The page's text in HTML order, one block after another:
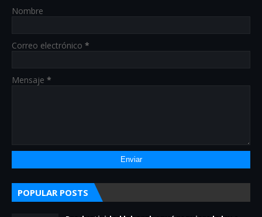
Nombre
Correo electrónico *
Mensaje *
POPULAR POSTS